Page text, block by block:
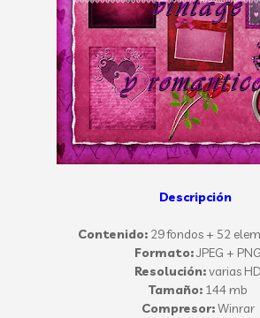
Descripción
Contenido: 29 fondos + 52
Formato:JPEG + PNG
Resolución:varias HD
Tamaño: 144 mb
Compresor:Winrar